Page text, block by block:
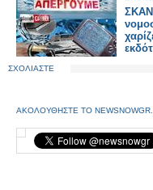
ΣΧΟΛΙΑΣΤΕ
ΑΚΟΛΟΥΘΗΣΤΕ ΤΟ